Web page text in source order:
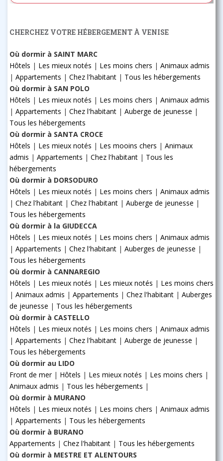
CHERCHEZ VOTRE HÉBERGEMENT À VENISE
Où dormir à SAINT MARC
Hôtels | Les mieux notés | Les moins chers | Animaux admis
| Appartements | Chez l'habitant | Tous les hébergements
Où dormir à SAN POLO
Hôtels | Les mieux notés | Les moins chers | Animaux admis
| Appartements | Chez l'habitant | Auberge de jeunesse |
Tous les hébergements
Où dormir à SANTA CROCE
Hôtels | Les mieux notés | Les mooins chers | Animaux
admis | Appartements | Chez l'habitant | Tous les
hébergements
Où dormir à DORSODURO
Hôtels | Les mieux notés | Les moins chers | Animaux admis
| Chez l'habitant | Chez l'habitant | Auberge de jeunesse |
Tous les hébergements
Où dormir à la GIUDECCA
Hôtels | Les mieux notés | Les moins chers | Animaux admis
| Appartements | Chez l'habitant | Auberges de jeunesse |
Tous les hébergements
Où dormir à CANNAREGIO
Hôtels | Les mieux notés | Les mieux notés | Les moins chers
| Animaux admis | Appartements | Chez l'habitant | Auberges
de jeunesse | Tous les hébergements
Où dormir à CASTELLO
Hôtels | Les mieux notés | Les moins chers | Animaux admis
| Appartements | Chez l'habitant | Auberge de jeunesse |
Tous les hébergements
Où dormir au LIDO
Front de mer| Hôtels | Les mieux notés | Les moins chers |
Animaux admis | Tous les hébergements |
Où dormir à MURANO
Hôtels | Les mieux notés | Les moins chers | Animaux admis
| Appartements | Tous les hébergements
Où dormir à BURANO
Appartements | Chez l'habitant | Tous les hébergements
Où dormir à MESTRE ET ALENTOURS